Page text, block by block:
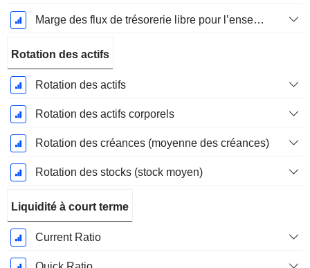
Marge des flux de trésorerie libre pour l’ensemble des pourvoyeurs de fonds
Rotation des actifs
Rotation des actifs
Rotation des actifs corporels
Rotation des créances (moyenne des créances)
Rotation des stocks (stock moyen)
Liquidité à court terme
Current Ratio